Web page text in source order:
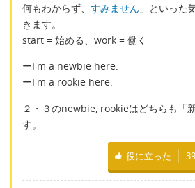
何もわからず、 すみません 」といった
きます。
start = 始める、work = 働く
ーI'm a newbie here.
ーI'm a rookie here.
２・３のnewbie, rookieはどちらも「
す。
役に立った 39